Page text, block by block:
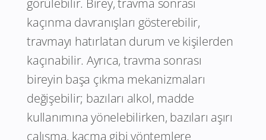
görülebilir. Birey, travma sonrası
kaçınma davranışları gösterebilir,
travmayı hatırlatan durum ve kişilerden
kaçınabilir. Ayrıca, travma sonrası
bireyin başa çıkma mekanizmaları
değişebilir; bazıları alkol, madde
kullanımına yönelebilirken, bazıları aşırı
çalışma, kaçma gibi yöntemlere